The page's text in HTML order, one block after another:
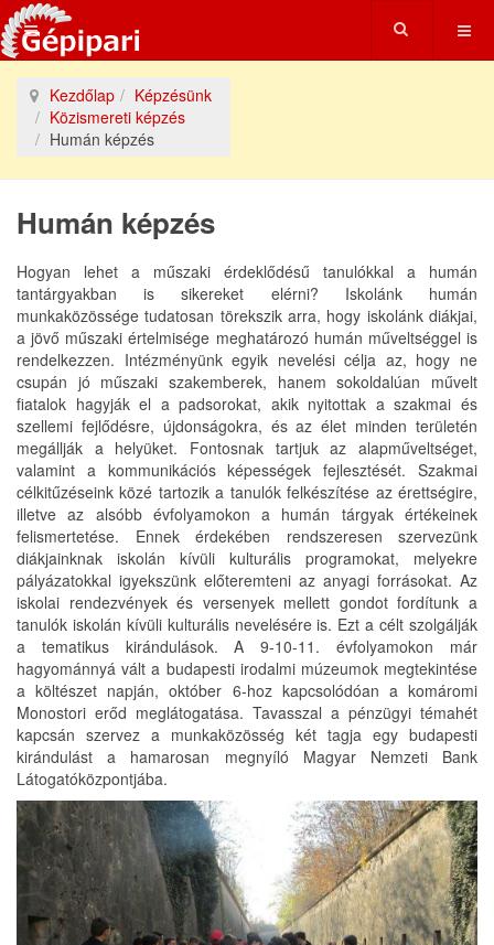
Kezdőlap
Képzésünk
Közismereti képzés
Humán képzés
Humán képzés
Hogyan lehet a műszaki érdeklődésű tanulókkal a humán
tantárgyakban is sikereket elérni? Iskolánk humán
munkaközössége tudatosan törekszik arra, hogy iskolánk diákjai,
a jövő műszaki értelmisége meghatározó humán műveltséggel is
rendelkezzen. Intézményünk egyik nevelési célja az, hogy ne
csupán jó műszaki szakemberek, hanem sokoldalúan művelt
fiatalok hagyják el a padsorokat, akik nyitottak a szakmai és
szellemi fejlődésre, újdonságokra, és az élet minden területén
megállják a helyüket. Fontosnak tartjuk az alapműveltséget,
valamint a kommunikációs képességek fejlesztését. Szakmai
célkitűzéseink közé tartozik a tanulók felkészítése az érettségire,
illetve az alsóbb évfolyamokon a humán tárgyak értékeinek
felismertetése. Ennek érdekében rendszeresen szervezünk
diákjainknak iskolán kívüli kulturális programokat, melyekre
pályázatokkal igyekszünk előteremteni az anyagi forrásokat. Az
iskolai rendezvények és versenyek mellett gondot fordítunk a
tanulók iskolán kívüli kulturális nevelésére is. Ezt a célt szolgálják
a tematikus kirándulások. A 9-10-11. évfolyamokon már
hagyománnyá vált a budapesti irodalmi múzeumok megtekintése
a költészet napján, október 6-hoz kapcsolódóan a komáromi
Monostori erőd meglátogatása. Tavasszal a pénzügyi témahét
kapcsán szervez a munkaközösség két tagja egy budapesti
kirándulást a hamarosan megnyíló Magyar Nemzeti Bank
Látogatóközpontjába.